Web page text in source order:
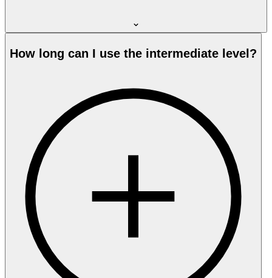
How long can I use the intermediate level?